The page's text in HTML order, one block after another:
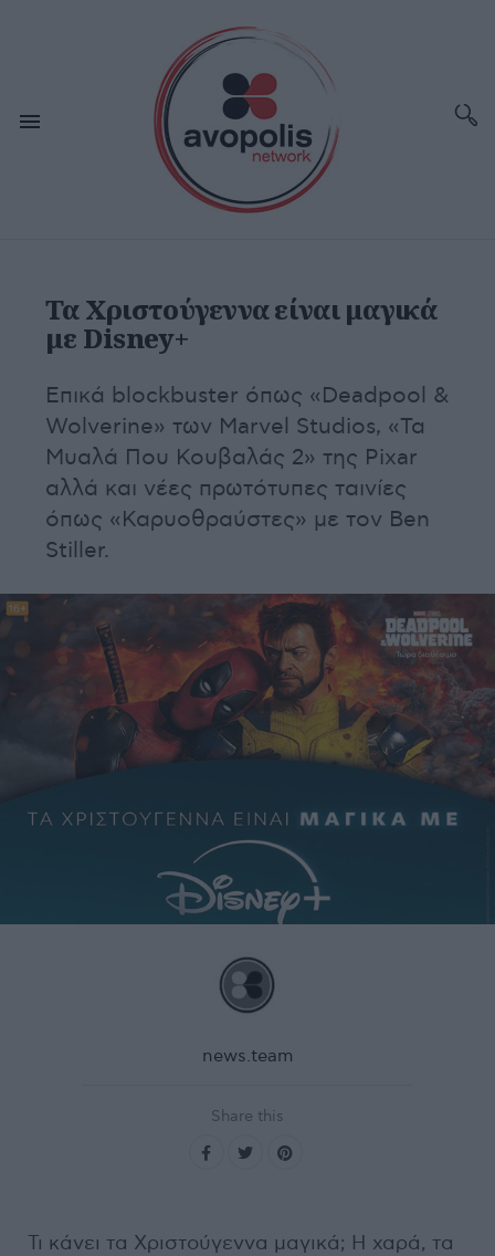
Τα Χριστούγεννα είναι μαγικά
με Disney+
Επικά blockbuster όπως «Deadpool &
Wolverine» των Marvel Studios, «Τα
Μυαλά Που Κουβαλάς 2» της Pixar
αλλά και νέες πρωτότυπες ταινίες
όπως «Καρυοθραύστες» με τον Ben
Stiller.
news.team
Share this
Τι κάνει τα Χριστούγεννα μαγικά; Η χαρά, τα